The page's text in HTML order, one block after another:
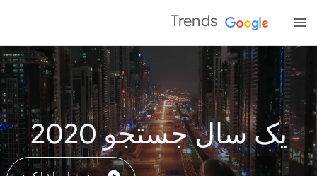
Trends
یک سال جستجو 2020